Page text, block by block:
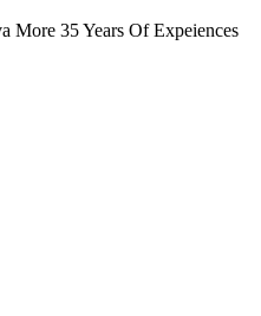
More 35 Years Of Expeiences